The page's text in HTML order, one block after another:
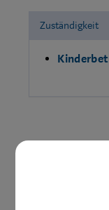
Zuständigkeit